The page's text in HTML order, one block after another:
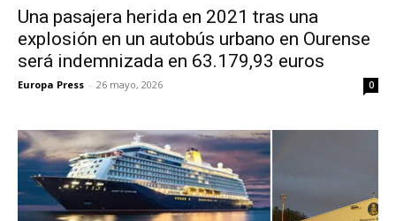
Una pasajera herida en 2021 tras una
explosión en un autobús urbano en Ourense
será indemnizada en 63.179,93 euros
Europa Press - 26 mayo, 2026 0